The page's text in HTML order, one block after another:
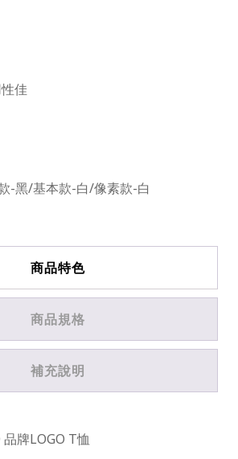
佳
-黑/基本款-白/像素款-白
商品特色
商品規格
補充說明
品牌LOGO T恤